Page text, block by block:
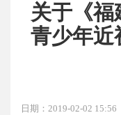
关于《
青少年近
日期：2019-02-02 15:56